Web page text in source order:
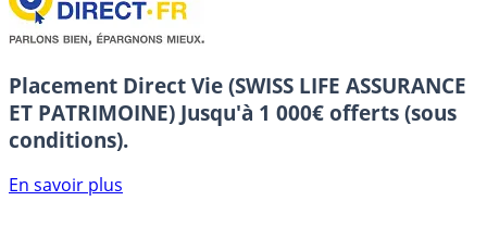
Placement Direct Vie (SWISS LIFE ASSURANCE
ET PATRIMOINE) Jusqu'à 1 000€ offerts (sous
conditions).
En savoir plus